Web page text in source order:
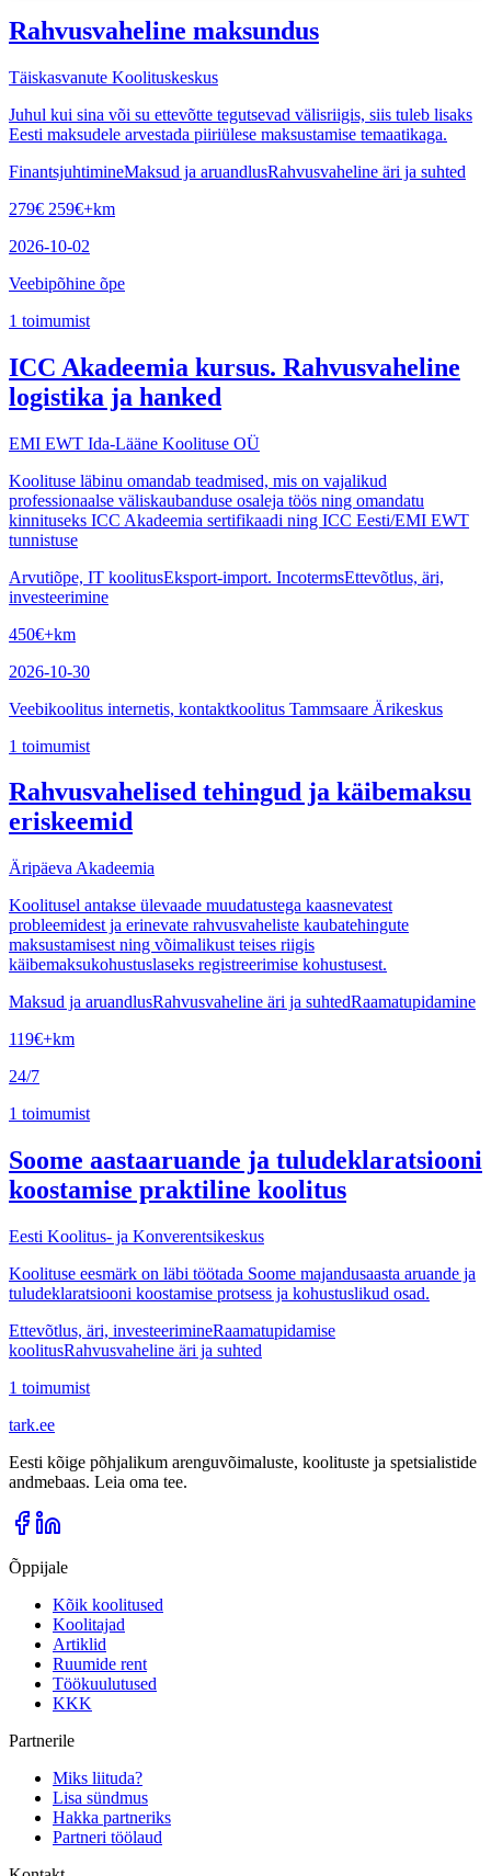
Rahvusvaheline maksundus
Täiskasvanute Koolituskeskus
Juhul kui sina või su ettevõtte tegutsevad välisriigis, siis tuleb lisaks
Eesti maksudele arvestada piiriülese maksustamise temaatikaga.
FinantsjuhtimineMaksud ja aruandlusRahvusvaheline äri ja suhted
279€ 259€+km
2026-10-02
Veebipõhine õpe
1 toimumist
ICC Akadeemia kursus. Rahvusvaheline
logistika ja hanked
EMI EWT Ida-Lääne Koolituse OÜ
Koolituse läbinu omandab teadmised, mis on vajalikud
professionaalse väliskaubanduse osaleja töös ning omandatu
kinnituseks ICC Akadeemia sertifikaadi ning ICC Eesti/EMI EWT
tunnistuse
Arvutiõpe, IT koolitusEksport-import. IncotermsEttevõtlus, äri,
investeerimine
450€+km
2026-10-30
Veebikoolitus internetis, kontaktkoolitus Tammsaare Ärikeskus
1 toimumist
Rahvusvahelised tehingud ja käibemaksu
eriskeemid
Äripäeva Akadeemia
Koolitusel antakse ülevaade muudatustega kaasnevatest
probleemidest ja erinevate rahvusvaheliste kaubatehingute
maksustamisest ning võimalikust teises riigis
käibemaksukohustuslaseks registreerimise kohustusest.
Maksud ja aruandlusRahvusvaheline äri ja suhtedRaamatupidamine
119€+km
24/7
1 toimumist
Soome aastaaruande ja tuludeklaratsiooni
koostamise praktiline koolitus
Eesti Koolitus- ja Konverentsikeskus
Koolituse eesmärk on läbi töötada Soome majandusaasta aruande ja
tuludeklaratsiooni koostamise protsess ja kohustuslikud osad.
Ettevõtlus, äri, investeerimineRaamatupidamise
koolitusRahvusvaheline äri ja suhted
1 toimumist
tark.ee
Eesti kõige põhjalikum arenguvõimaluste, koolituste ja spetsialistide
andmebaas. Leia oma tee.
Õppijale
Kõik koolitused
Koolitajad
Artiklid
Ruumide rent
Töökuulutused
KKK
Partnerile
Miks liituda?
Lisa sündmus
Hakka partneriks
Partneri töölaud